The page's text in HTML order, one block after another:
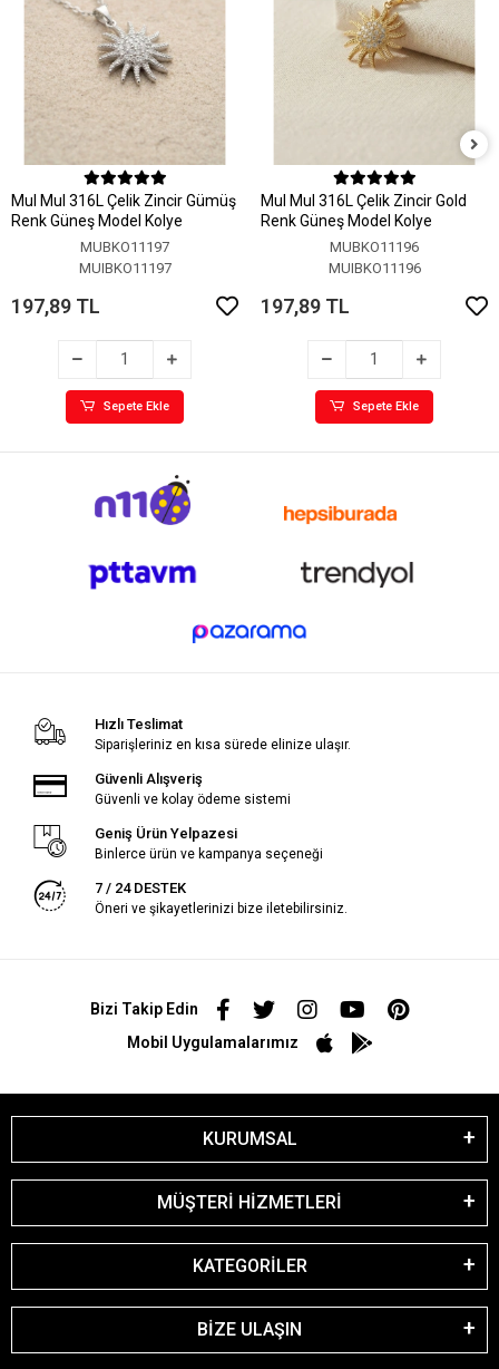
MuI MuI 316L Çelik Zincir Gümüş
Renk Güneş Model Kolye
MUBKO11197
MUIBKO11197
197,89 TL
Sepete Ekle
MuI MuI 316L Çelik Zincir Gold
Renk Güneş Model Kolye
MUBKO11196
MUIBKO11196
197,89 TL
Sepete Ekle
Hızlı Teslimat
Siparişleriniz en kısa sürede elinize ulaşır.
Güvenli Alışveriş
Güvenli ve kolay ödeme sistemi
Geniş Ürün Yelpazesi
Binlerce ürün ve kampanya seçeneği
7 / 24 DESTEK
Öneri ve şikayetlerinizi bize iletebilirsiniz.
Bizi Takip Edin
Mobil Uygulamalarımız
KURUMSAL
MÜŞTERİ HİZMETLERİ
KATEGORİLER
BİZE ULAŞIN